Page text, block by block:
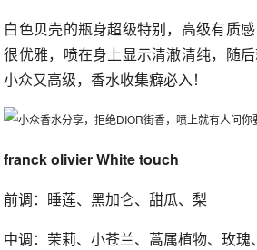
白色贝壳的瓶身超级特别，高级有质
很优雅，喷在身上显示清澈清纯，随后
小众又高级，香水收集癖必入！
franck olivier White touch
前调：睡莲、黑加仑、甜瓜、梨
中调：茉莉、小苍兰、蒿属植物、玫瑰